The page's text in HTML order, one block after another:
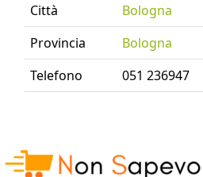
Città
Bologna
Provincia
Bologna
Telefono
051 236947